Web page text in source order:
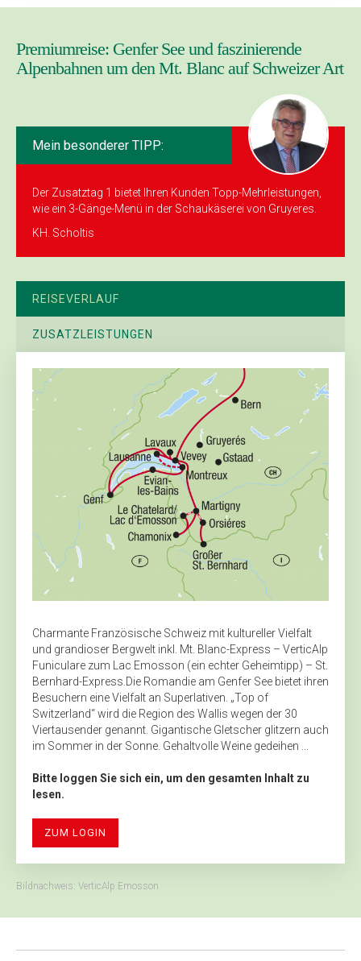
Premiumreise: Genfer See und faszinierende
Alpenbahnen um den Mt. Blanc auf Schweizer Art
Mein besonderer TIPP:
Der Zusatztag 1 bietet Ihren Kunden Topp-Mehrleistungen,
wie ein 3-Gänge-Menü in der Schau­käserei von Gruyeres.
KH. Scholtis
REISEVERLAUF
ZUSATZLEISTUNGEN
Charmante Französische Schweiz mit kultureller Vielfalt
und grandioser Bergwelt inkl. Mt. Blanc-Express – VerticAlp
Funiculare zum Lac Emosson (ein echter Geheimtipp) – St.
Bernhard-Express.Die Romandie am Genfer See bietet ihren
Besuchern eine Vielfalt an Superlativen. „Top of
Switzerland“ wird die Region des Wallis wegen der 30
Viertausender genannt. Gigantische Gletscher glitzern auch
im Sommer in der Sonne. Gehaltvolle Weine gedeihen ...
Bitte loggen Sie sich ein, um den gesamten Inhalt zu
lesen.
ZUM LOGIN
Bildnachweis: VerticAlp Emosson